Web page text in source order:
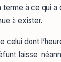
terme à ce qui
à exister.
celui dont
laisse